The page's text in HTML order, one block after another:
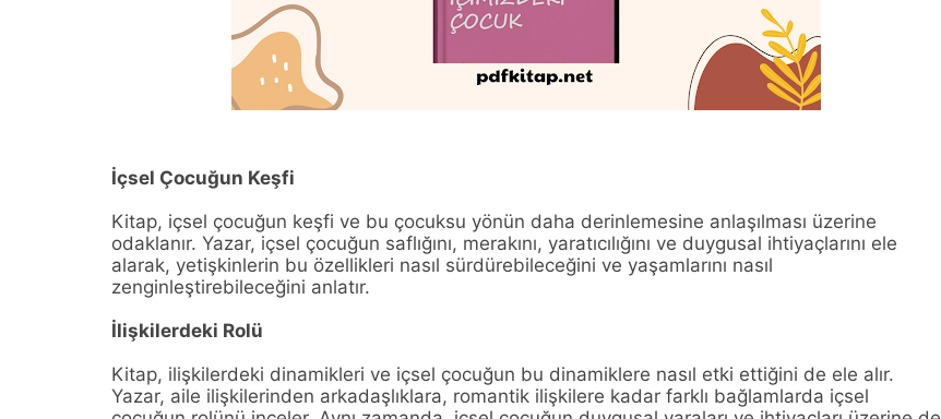
İçsel Çocuğun Keşfi
Kitap, içsel çocuğun keşfi ve bu çocuksu yönün daha derinlemesine anlaşılması üzerine
odaklanır. Yazar, içsel çocuğun saflığını, merakını, yaratıcılığını ve duygusal ihtiyaçlarını ele
alarak, yetişkinlerin bu özellikleri nasıl sürdürebileceğini ve yaşamlarını nasıl
zenginleştirebileceğini anlatır.
İlişkilerdeki Rolü
Kitap, ilişkilerdeki dinamikleri ve içsel çocuğun bu dinamiklere nasıl etki ettiğini de ele alır.
Yazar, aile ilişkilerinden arkadaşlıklara, romantik ilişkilere kadar farklı bağlamlarda içsel